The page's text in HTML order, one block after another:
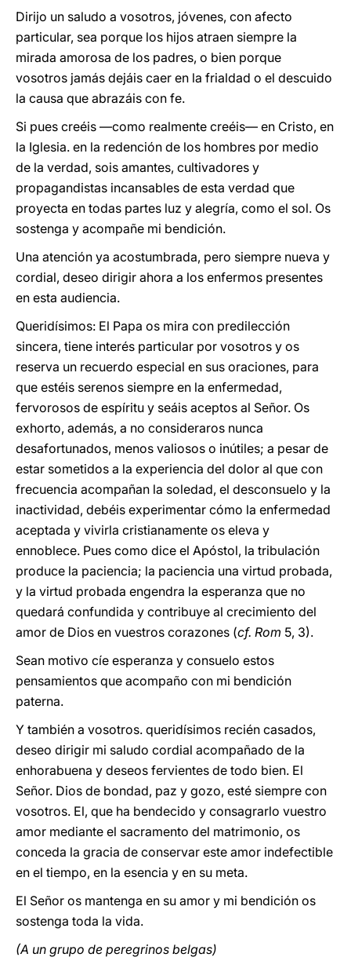
Dirijo un saludo a vosotros, jóvenes, con afecto
particular, sea porque los hijos atraen siempre la
mirada amorosa de los padres, o bien porque
vosotros jamás dejáis caer en la frialdad o el descuido
la causa que abrazáis con fe.
Si pues creéis —como realmente creéis— en Cristo, en
la Iglesia. en la redención de los hombres por medio
de la verdad, sois amantes, cultivadores y
propagandistas incansables de esta verdad que
proyecta en todas partes luz y alegría, como el sol. Os
sostenga y acompañe mi bendición.
Una atención ya acostumbrada, pero siempre nueva y
cordial, deseo dirigir ahora a los enfermos presentes
en esta audiencia.
Queridísimos: El Papa os mira con predilección
sincera, tiene interés particular por vosotros y os
reserva un recuerdo especial en sus oraciones, para
que estéis serenos siempre en la enfermedad,
fervorosos de espíritu y seáis aceptos al Señor. Os
exhorto, además, a no consideraros nunca
desafortunados, menos valiosos o inútiles; a pesar de
estar sometidos a la experiencia del dolor al que con
frecuencia acompañan la soledad, el desconsuelo y la
inactividad, debéis experimentar cómo la enfermedad
aceptada y vivirla cristianamente os eleva y
ennoblece. Pues como dice el Apóstol, la tribulación
produce la paciencia; la paciencia una virtud probada,
y la virtud probada engendra la esperanza que no
quedará confundida y contribuye al crecimiento del
amor de Dios en vuestros corazones (cf. Rom 5, 3).
Sean motivo cíe esperanza y consuelo estos
pensamientos que acompaño con mi bendición
paterna.
Y también a vosotros. queridísimos recién casados,
deseo dirigir mi saludo cordial acompañado de la
enhorabuena y deseos fervientes de todo bien. El
Señor. Dios de bondad, paz y gozo, esté siempre con
vosotros. El, que ha bendecido y consagrarlo vuestro
amor mediante el sacramento del matrimonio, os
conceda la gracia de conservar este amor indefectible
en el tiempo, en la esencia y en su meta.
El Señor os mantenga en su amor y mi bendición os
sostenga toda la vida.
(A un grupo de peregrinos belgas)